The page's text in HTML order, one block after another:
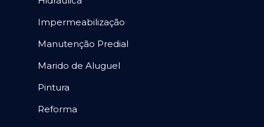
Impermeabilização
Manutenção Predial
Marido de Aluguel
Pintura
Reforma